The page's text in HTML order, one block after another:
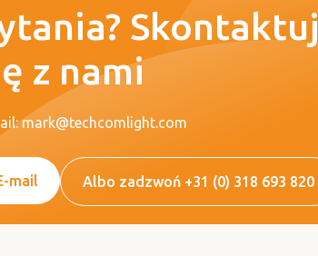
Skontaktuj
z nami
mark@techcomlight.com
mail Albo zadzwoń +31 (0) 318 693 820